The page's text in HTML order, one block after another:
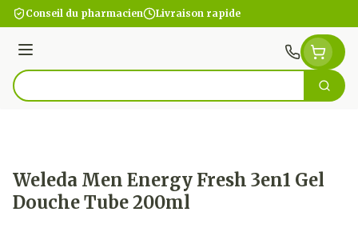
Aller au contenu
Conseil du pharmacien Livraison rapide
Menu
Rechercher
Weleda Men Energy Fresh 3en1 Gel
Douche Tube 200ml